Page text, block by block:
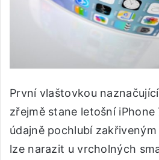
První vlaštovkou
zřejmě stane letošní iPhone
údajně pochlubí
lze narazit u vrcholných